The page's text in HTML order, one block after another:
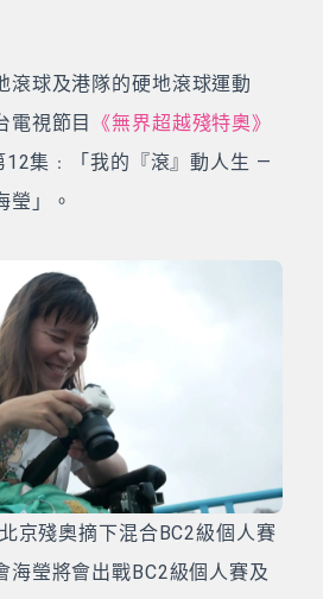
滾球及港隊的硬地滾球運動
電視節目
《無界超越殘特奧》
集﹕「我的『滾』動人生 —
瑩」。
京殘奧摘下混合BC2級個人賽
海瑩將會出戰BC2級個人賽及